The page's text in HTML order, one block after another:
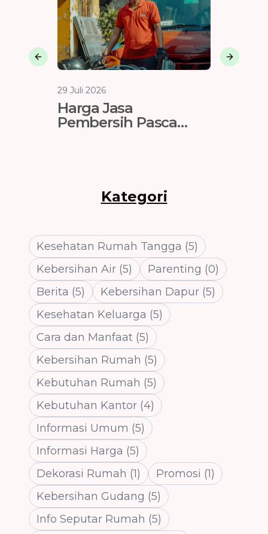
29 Juli 2026
Harga Jasa
Pembersih Pasca
Previous slide Next
Kategori
Kesehatan Rumah Tangga (5)
Kebersihan Air (5) Parenting (0)
Berita (5) Kebersihan Dapur (5)
Kesehatan Keluarga (5)
Cara dan Manfaat (5)
Kebersihan Rumah (5)
Kebutuhan Rumah (5)
Kebutuhan Kantor (4)
Informasi Umum (5)
Informasi Harga (5)
Dekorasi Rumah (1) Promosi (1)
Kebersihan Gudang (5)
Info Seputar Rumah (5)